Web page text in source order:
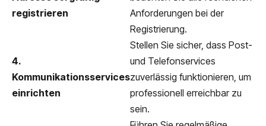
registrieren
Anforderungen bei der
Registrierung.
4.
Kommunikationsservices
einrichten
Stellen Sie sicher, dass Post-
und Telefonservices
zuverlässig funktionieren, um
professionell erreichbar zu
sein.